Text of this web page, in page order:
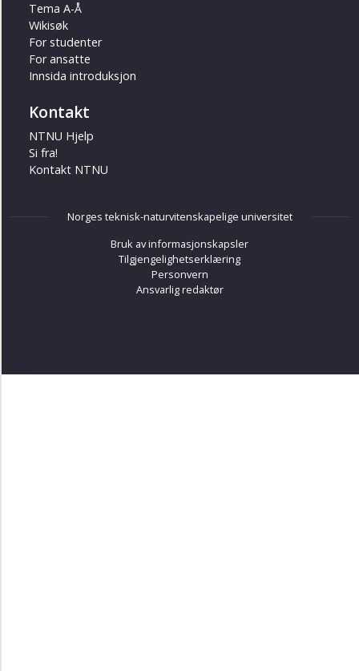
Tema A-Å
Wikisøk
For studenter
For ansatte
Innsida introduksjon
Kontakt
NTNU Hjelp
Si fra!
Kontakt NTNU
Norges teknisk-naturvitenskapelige universitet
Bruk av informasjonskapsler
Tilgjengelighetserklæring
Personvern
Ansvarlig redaktør